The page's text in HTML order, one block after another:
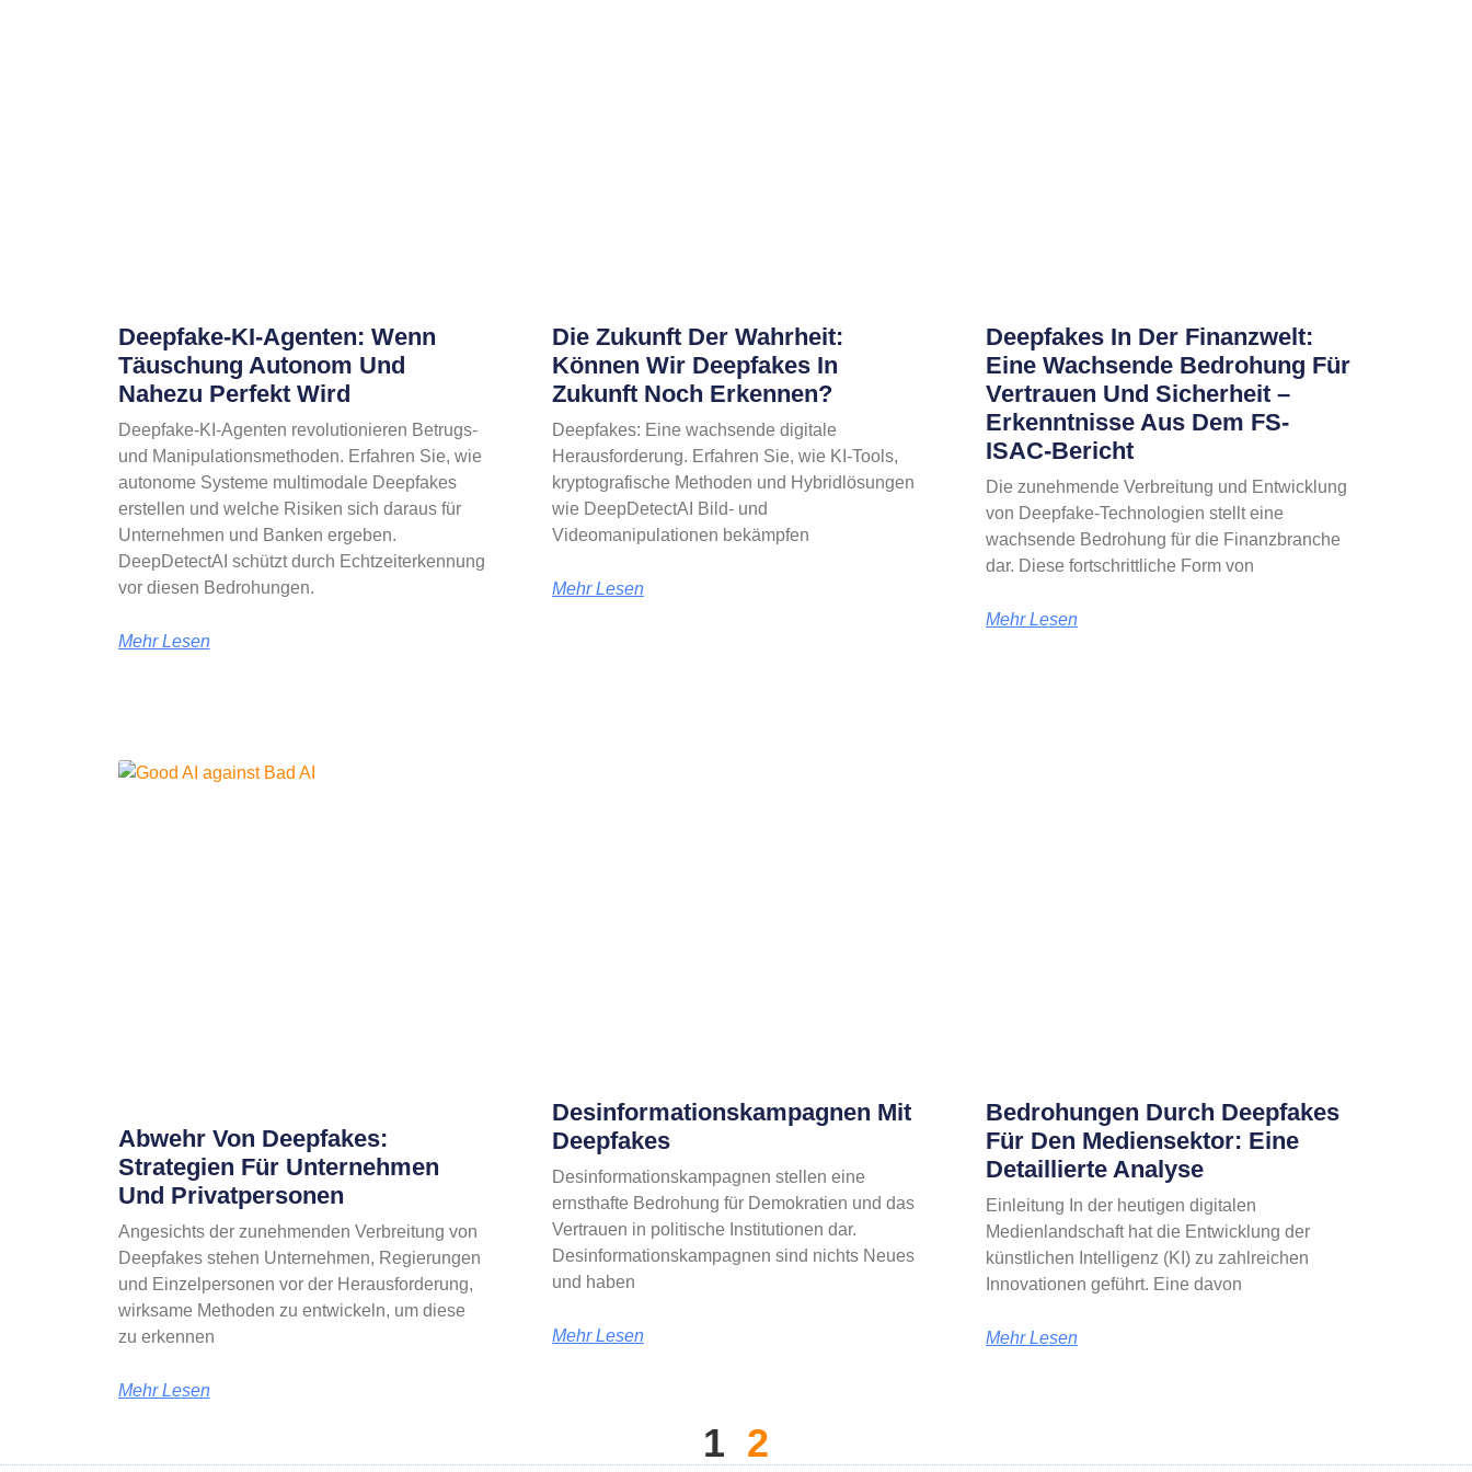
Deepfake-KI-Agenten: Wenn
Täuschung Autonom Und
Nahezu Perfekt Wird
Deepfake-KI-Agenten revolutionieren Betrugs-
und Manipulationsmethoden. Erfahren Sie, wie
autonome Systeme multimodale Deepfakes
erstellen und welche Risiken sich daraus für
Unternehmen und Banken ergeben.
DeepDetectAI schützt durch Echtzeiterkennung
vor diesen Bedrohungen.
Mehr Lesen
Die Zukunft Der Wahrheit:
Können Wir Deepfakes In
Zukunft Noch Erkennen?
Deepfakes: Eine wachsende digitale
Herausforderung. Erfahren Sie, wie KI-Tools,
kryptografische Methoden und Hybridlösungen
wie DeepDetectAI Bild- und
Videomanipulationen bekämpfen
Mehr Lesen
Deepfakes In Der Finanzwelt:
Eine Wachsende Bedrohung Für
Vertrauen Und Sicherheit –
Erkenntnisse Aus Dem FS-
ISAC-Bericht
Die zunehmende Verbreitung und Entwicklung
von Deepfake-Technologien stellt eine
wachsende Bedrohung für die Finanzbranche
dar. Diese fortschrittliche Form von
Mehr Lesen
Abwehr Von Deepfakes:
Strategien Für Unternehmen
Und Privatpersonen
Angesichts der zunehmenden Verbreitung von
Deepfakes stehen Unternehmen, Regierungen
und Einzelpersonen vor der Herausforderung,
wirksame Methoden zu entwickeln, um diese
zu erkennen
Mehr Lesen
Desinformationskampagnen Mit
Deepfakes
Desinformationskampagnen stellen eine
ernsthafte Bedrohung für Demokratien und das
Vertrauen in politische Institutionen dar.
Desinformationskampagnen sind nichts Neues
und haben
Mehr Lesen
Bedrohungen Durch Deepfakes
Für Den Mediensektor: Eine
Detaillierte Analyse
Einleitung In der heutigen digitalen
Medienlandschaft hat die Entwicklung der
künstlichen Intelligenz (KI) zu zahlreichen
Innovationen geführt. Eine davon
Mehr Lesen
1 2